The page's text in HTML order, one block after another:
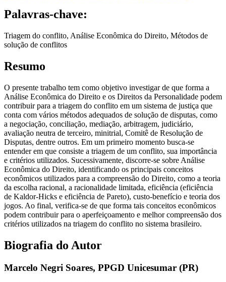
Palavras-chave:
Triagem do conflito, Análise Econômica do Direito, Métodos de
solução de conflitos
Resumo
O presente trabalho tem como objetivo investigar de que forma a
Análise Econômica do Direito e os Direitos da Personalidade podem
contribuir para a triagem do conflito em um sistema de justiça que
conta com vários métodos adequados de solução de disputas, como
a negociação, conciliação, mediação, arbitragem, judiciário,
avaliação neutra de terceiro, minitrial, Comitê de Resolução de
Disputas, dentre outros. Em um primeiro momento busca-se
entender em que consiste a triagem de um conflito, sua importância
e critérios utilizados. Sucessivamente, discorre-se sobre Análise
Econômica do Direito, identificando os principais conceitos
econômicos utilizados para a compreensão do Direito, como a teoria
da escolha racional, a racionalidade limitada, eficiência (eficiência
de Kaldor-Hicks e eficiência de Pareto), custo-benefício e teoria dos
jogos. Ao final, verifica-se de que forma tais conceitos econômicos
podem contribuir para o aperfeiçoamento e melhor compreensão dos
critérios utilizados na triagem do conflito no sistema brasileiro.
Biografia do Autor
Marcelo Negri Soares, PPGD Unicesumar (PR)